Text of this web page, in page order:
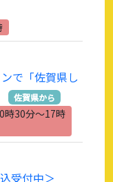
で「佐賀県し
佐賀県から
時30分～17時
受付中＞